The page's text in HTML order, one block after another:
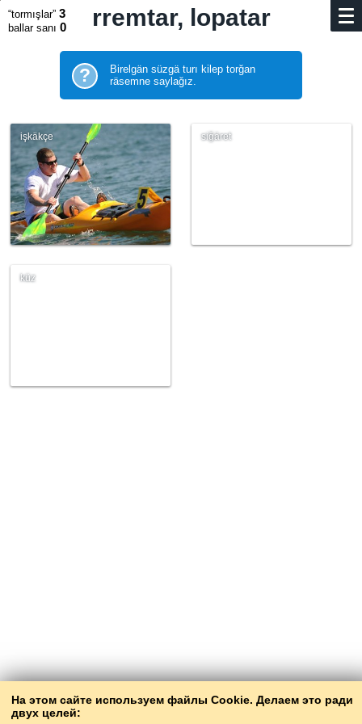
На этом сайте используем файлы Cookie. Делаем это ради
двух целей:
“tormışlar” 3
ballar sanı 0 rremtar, lopatar
?
Birelgän süzgä turı kilep torğan
räsemne saylağız.
işkäkçe siğäret
küz